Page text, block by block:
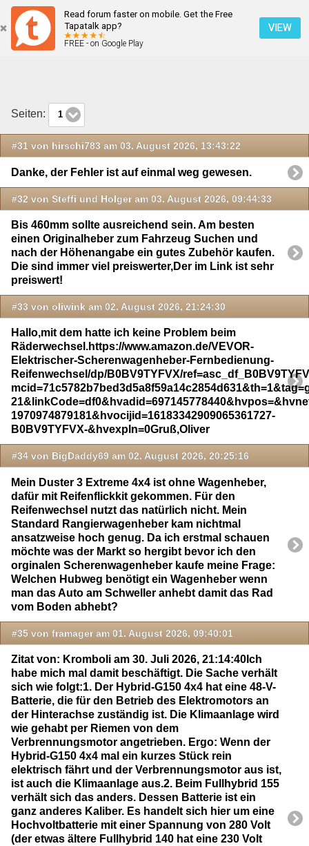
Read forum faster on mobile. Get the Free
Tapatalk app?
FREE - on Google Play
VIEW
Neueste Beiträge
Seiten: 1
#31 von hirschi783 am 03. August 2026, 13:43:22
Danke, der Fehler ist auf einmal weg gewesen.
#32 von Steffi und Holger am 03. August 2026, 09:44:33
Bis 460mm sollte ausreichend sein. Am besten
einen Originalheber zum Fahrzeug Suchen und
nach der Höhenangabe ein gutes Zubehör kaufen.
Die sind immer viel preiswerter,Der im Link ist sehr
preiswert!
#33 von oliwink am 02. August 2026, 21:24:30
Hallo,mit dem hatte ich keine Problem beim
Räderwechsel.https://www.amazon.de/VEVOR-
Elektrischer-Scherenwagenheber-Fernbedienung-
Reifenwechsel/dp/B0BV9TYFVX/
1970974879181&hvocijid=16183342909065361727-
B0BV9TYFVX-&hvexpln=0Gruß,Oliver
#34 von BigDaddy69 am 02. August 2026, 20:25:16
Mein Duster 3 Extreme 4x4 ist ohne Wagenheber,
dafür mit Reifenflickkit gekommen. Für den
Reifenwechsel nutzt das natürlich nicht. Mein
Standard Rangierwagenheber kam nichtmal
ansatzweise hoch genug. Da ich erstmal schauen
möchte was der Markt so hergibt bevor ich den
orginalen Scherenwagenheber kaufe meine Frage:
Welchen Hubweg benötigt ein Wagenheber wenn
man das Auto am Schweller anhebt damit das Rad
vom Boden abhebt?
#35 von framager am 01. August 2026, 09:40:01
Zitat von: Kromboli am 30. Juli 2026, 21:14:40Ich
habe mich mal damit beschäftigt. Die Sache verhält
sich wie folgt:1. Der Hybrid-G150 4x4 hat eine 48-V-
Batterie, die für den Betrieb des Elektromotors an
der Hinterachse zuständig ist. Die Klimaanlage wird
wie gehabt per Riemen von dem
Verbrennungsmotor angetrieben. Ergo: Wenn der
Hybrid-G150 4x4 mal ein kurzes Stück rein
elektrisch fährt und der Verbrennungsmotor aus ist,
ist auch die Klimaanlage aus.2. Beim Fullhybrid 155
verhält sich das anders. Dessen Batterie ist ein
ganz anderes Kaliber. Es handelt sich hier um eine
Hochvoltbatterie mit einer Spannung von 280 Volt
(der etwas ältere Fullhybrid 140 hat eine 230 Volt